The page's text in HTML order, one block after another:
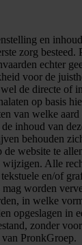
en
zorg besteed.
echter
voor de
de directe of
op basis
van welke
de inhoud van
behouden
de website te
wijzigen. Alle
en/of
mag worden
in welke
opgeslagen in
zonder
PronkGroep.